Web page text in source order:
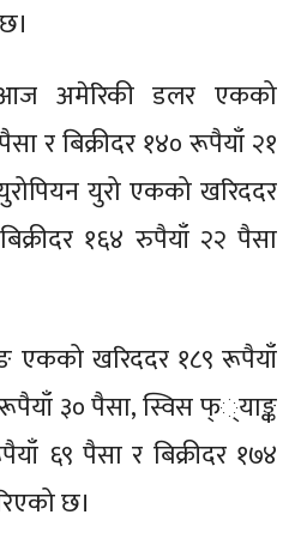
आज अमेरिकी डलर एकको
र बिक्रीदर १४० रूपैयाँ २१
युरो एकको खरिददर
१६४ रुपैयाँ २२ पैसा
एकको खरिददर १८९ रूपैयाँ
रूपैयाँ ३० पैसा, स्विस फ््याङ्क
६९ पैसा र बिक्रीदर १७४
छ।